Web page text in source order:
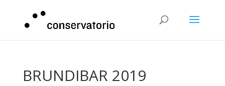
BRUNDIBAR 2019